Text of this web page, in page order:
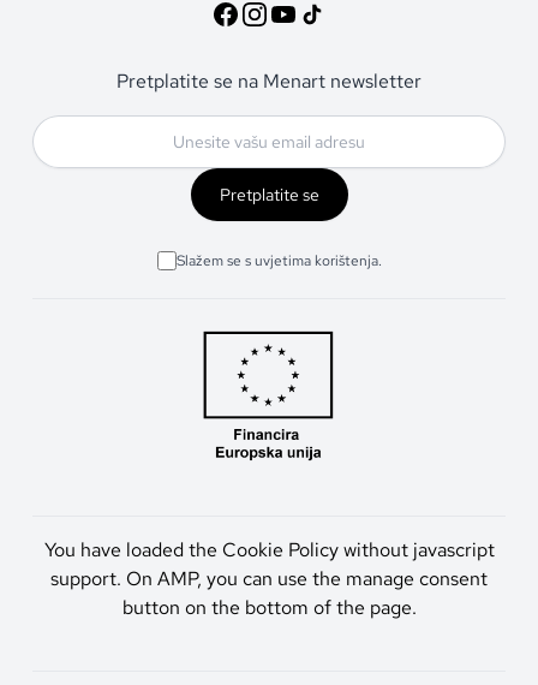
Pretplatite se na Menart newsletter
Pretplatite se
Slažem se s uvjetima korištenja.
You have loaded the Cookie Policy without javascript
support. On AMP, you can use the manage consent
button on the bottom of the page.